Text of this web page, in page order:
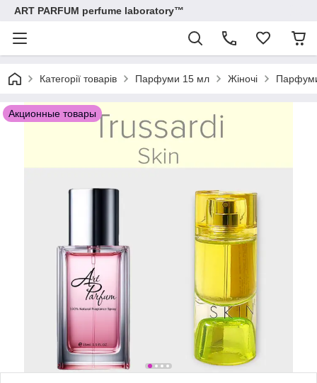
ART PARFUM perfume laboratory™
Категорії товарів Парфуми 15 мл Жіночі
Акционные товары